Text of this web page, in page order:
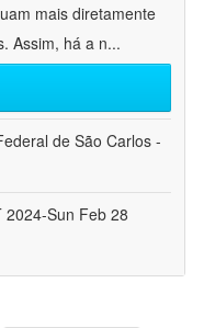
mais diretamente
Assim, há a n...
de São Carlos -
2024-Sun Feb 28